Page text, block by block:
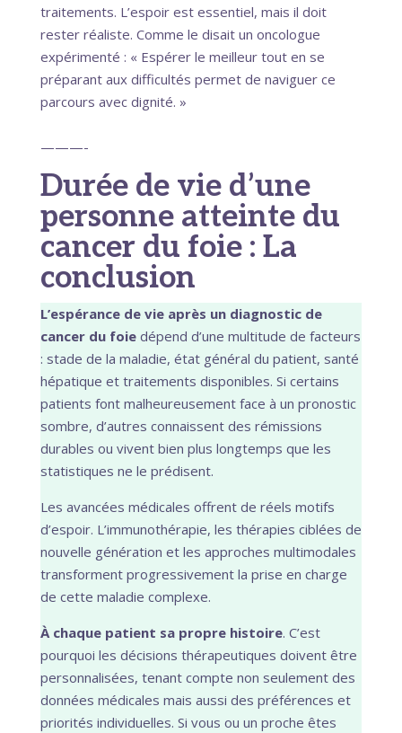
traitements. L’espoir est essentiel, mais il doit
rester réaliste. Comme le disait un oncologue
expérimenté : « Espérer le meilleur tout en se
préparant aux difficultés permet de naviguer ce
parcours avec dignité. »
———-
Durée de vie d’une
personne atteinte du
cancer du foie : La
conclusion
L’espérance de vie après un diagnostic de
cancer du foiedépend d’une multitude de facteurs
: stade de la maladie, état général du patient, santé
hépatique et traitements disponibles. Si certains
patients font malheureusement face à un pronostic
sombre, d’autres connaissent des rémissions
durables ou vivent bien plus longtemps que les
statistiques ne le prédisent.
Les avancées médicales offrent de réels motifs
d’espoir. L’immunothérapie, les thérapies ciblées de
nouvelle génération et les approches multimodales
transforment progressivement la prise en charge
de cette maladie complexe.
À chaque patient sa propre histoire. C’est
pourquoi les décisions thérapeutiques doivent être
personnalisées, tenant compte non seulement des
données médicales mais aussi des préférences et
priorités individuelles. Si vous ou un proche êtes